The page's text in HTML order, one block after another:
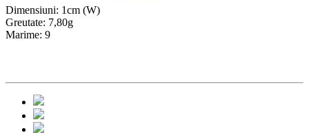
Dimensiuni: 1cm (W)
Greutate: 7,80g
Marime: 9